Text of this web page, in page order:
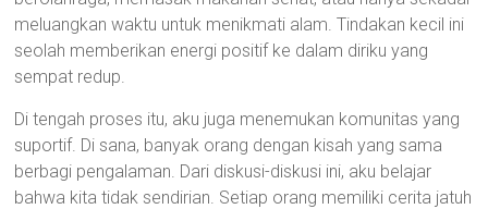
meluangkan waktu untuk menikmati alam. Tindakan kecil ini
seolah memberikan energi positif ke dalam diriku yang
sempat redup.
Di tengah proses itu, aku juga menemukan komunitas yang
suportif. Di sana, banyak orang dengan kisah yang sama
berbagi pengalaman. Dari diskusi-diskusi ini, aku belajar
bahwa kita tidak sendirian. Setiap orang memiliki cerita jatuh